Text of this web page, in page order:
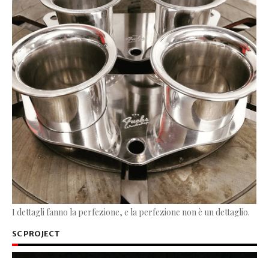
I dettagli fanno la perfezione, e la perfezione non è un dettaglio.
SC PROJECT